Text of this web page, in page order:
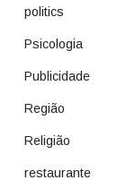
politics
Psicologia
Publicidade
Região
Religião
restaurante